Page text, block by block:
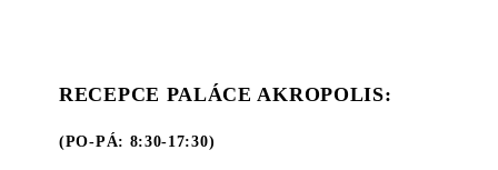
RECEPCE PALÁCE AKROPOLIS:
(PO-PÁ: 8:30-17:30)